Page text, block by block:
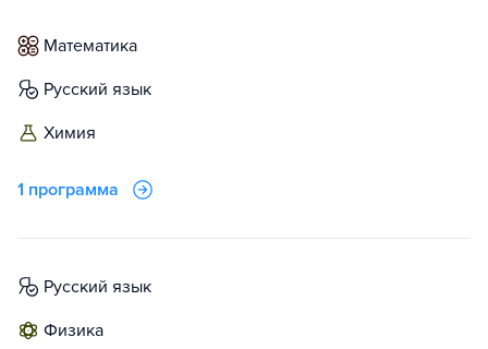
математика
русский язык
химия
1 программа
русский язык
физика